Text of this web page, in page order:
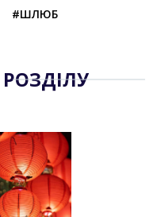
#ШЛЮБ
РОЗДІЛУ